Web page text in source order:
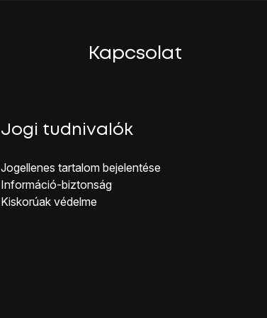
Kapcsolat
Jogi tudnivalók
Jogellenes ta rtalom bejelentése
Inf ormáció-biztonság
Kiskorúak véd elme